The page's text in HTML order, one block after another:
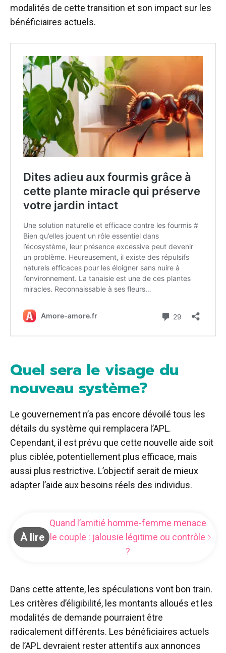
modalités de cette transition et son impact sur les
bénéficiaires actuels.
Quel sera le visage du
nouveau système?
Le gouvernement n’a pas encore dévoilé tous les
détails du système qui remplacera l’APL.
Cependant, il est prévu que cette nouvelle aide soit
plus ciblée, potentiellement plus efficace, mais
aussi plus restrictive. L’objectif serait de mieux
adapter l’aide aux besoins réels des individus.
À lire
Quand l’amitié homme-femme menace
le couple : jalousie légitime ou contrôle
?
Dans cette attente, les spéculations vont bon train.
Les critères d’éligibilité, les montants alloués et les
modalités de demande pourraient être
radicalement différents. Les bénéficiaires actuels
de l’APL devraient rester attentifs aux annonces